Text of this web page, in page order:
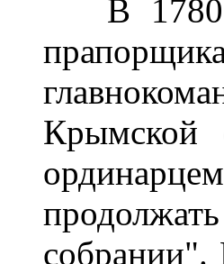
В 1780
Крымской
собрании".